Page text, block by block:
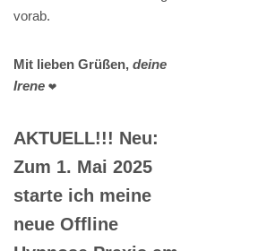
vorab.
Mit lieben Grüßen, deine
Irene ❤️
AKTUELL!!! Neu:
Zum 1. Mai 2025
starte ich meine
neue Offline